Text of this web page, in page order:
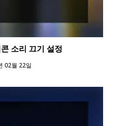
소리 끄기 설정
02월 22일